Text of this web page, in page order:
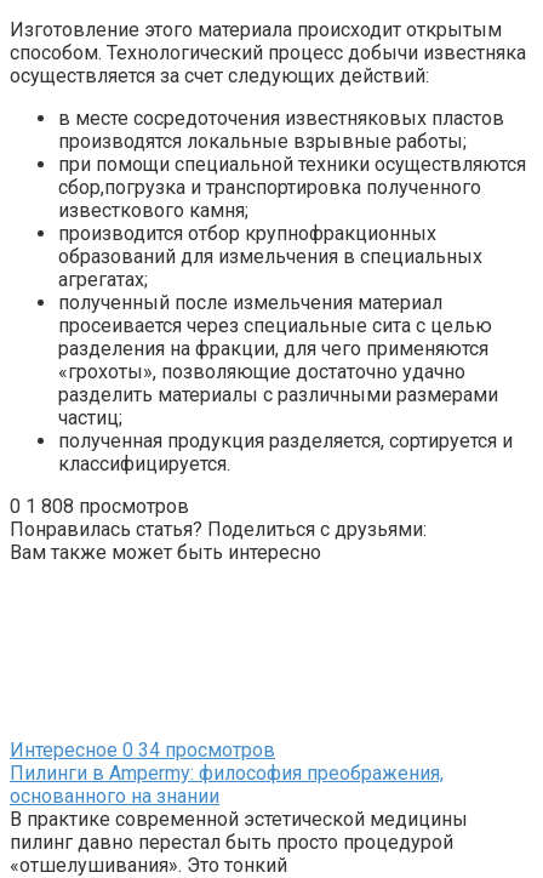
Изготовление этого материала происходит открытым
способом. Технологический процесс добычи известняка
осуществляется за счет следующих действий:
в месте сосредоточения известняковых пластов
производятся локальные взрывные работы;
при помощи специальной техники осуществляются
сбор,погрузка и транспортировка полученного
известкового камня;
производится отбор крупнофракционных
образований для измельчения в специальных
агрегатах;
полученный после измельчения материал
просеивается через специальные сита с целью
разделения на фракции, для чего применяются
«грохоты», позволяющие достаточно удачно
разделить материалы с различными размерами
частиц;
полученная продукция разделяется, сортируется и
классифицируется.
0 1 808 просмотров
Понравилась статья? Поделиться с друзьями:
Вам также может быть интересно
Интересное 0 34 просмотров
Пилинги в Ampermy: философия преображения,
основанного на знании
В практике современной эстетической медицины
пилинг давно перестал быть просто процедурой
«отшелушивания». Это тонкий